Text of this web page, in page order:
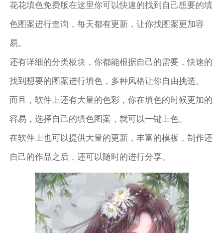
花花填色免费版在这里你可以快速的找到自己想要的填
色图案进行查询，每天都有更新，让你找图案更加容
易。
还有详细的分类板块，你都能根据自己的需要，快速的
找到想要的图案进行填色，多种风格让你自由挑选。
而且，软件上还有大量的色彩，你在填色的时候更加的
容易，选择自己的填色图案，就可以一键上色。
在软件上也可以提供大量的更新，丰富的模板，制作还
自己的作品之后，还可以随时的进行分享。